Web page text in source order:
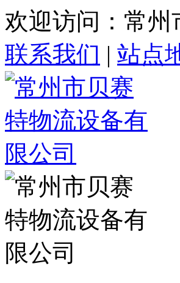
欢迎访问：常
联系我们 | 站点